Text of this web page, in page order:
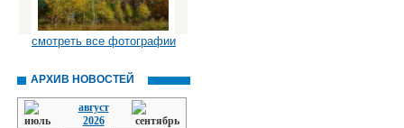
смотреть все фотографии
АРХИВ НОВОСТЕЙ
август
2026